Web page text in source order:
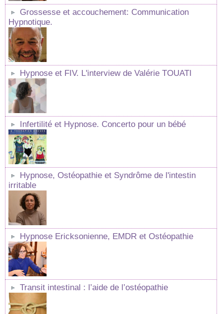
Grossesse et accouchement: Communication
Hypnotique.
Hypnose et FIV. L'interview de Valérie TOUATI
Infertilité et Hypnose. Concerto pour un bébé
Hypnose, Ostéopathie et Syndrôme de l'intestin
irritable
Hypnose Ericksonienne, EMDR et Ostéopathie
Transit intestinal : l’aide de l’ostéopathie